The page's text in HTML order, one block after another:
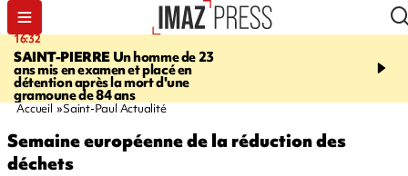
16:32
SAINT-PIERREUn homme de 23
ans mis en examen et placé en
détention après la mort d'une
gramoune de 84 ans
21:08
et Turquie scellent un
Accueil Saint-Paul Actualité
Semaine européenne de la réduction des
déchets